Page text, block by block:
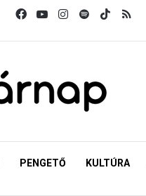
FacebookYouTubeInstagramSpotifyTikTokRSS
PENGETŐ KULTÚRA